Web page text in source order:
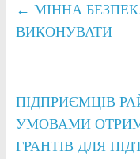
← МІННА
ВИКОНУВАТИ
ПІДПРИЄМЦІВ
УМОВАМИ
ГРАНТІВ ДЛЯ